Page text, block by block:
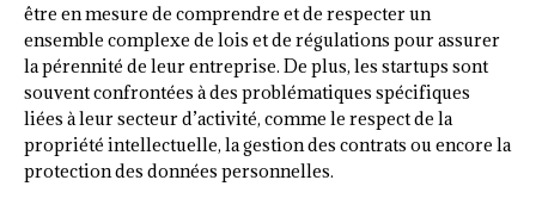
être en mesure de comprendre et de respecter un
ensemble complexe de lois et de régulations pour assurer
la pérennité de leur entreprise. De plus, les startups sont
souvent confrontées à des problématiques spécifiques
liées à leur secteur d’activité, comme le respect de la
propriété intellectuelle, la gestion des contrats ou encore la
protection des données personnelles.